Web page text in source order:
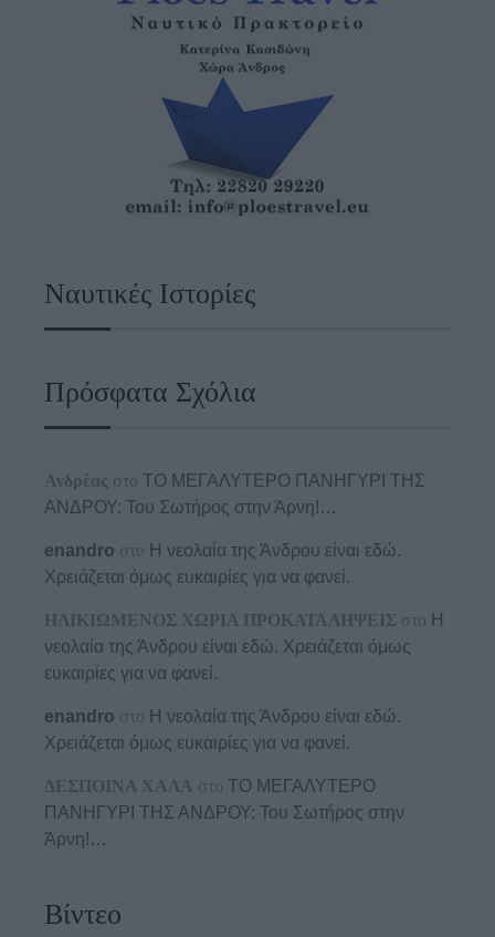
Ναυτικές Ιστορίες
Πρόσφατα Σχόλια
Ανδρέας στο ΤΟ ΜΕΓΑΛΥΤΕΡΟ ΠΑΝΗΓΥΡΙ ΤΗΣ
ΑΝΔΡΟΥ: Του Σωτήρος στην Άρνη!…
enandro στο Η νεολαία της Άνδρου είναι εδώ.
Χρειάζεται όμως ευκαιρίες για να φανεί.
ΗΛΙΚΙΩΜΕΝΟΣ ΧΩΡΙΑ ΠΡΟΚΑΤΑΛΗΨΕΙΣ στο Η
νεολαία της Άνδρου είναι εδώ. Χρειάζεται όμως
ευκαιρίες για να φανεί.
enandro στο Η νεολαία της Άνδρου είναι εδώ.
Χρειάζεται όμως ευκαιρίες για να φανεί.
ΔΕΣΠΟΙΝΑ ΧΑΛΑ στο ΤΟ ΜΕΓΑΛΥΤΕΡΟ
ΠΑΝΗΓΥΡΙ ΤΗΣ ΑΝΔΡΟΥ: Του Σωτήρος στην
Άρνη!…
Βίντεο